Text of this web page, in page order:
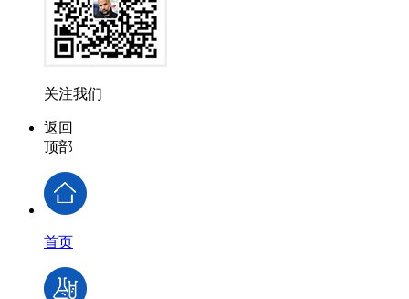
关注我们
返回
顶部
首页